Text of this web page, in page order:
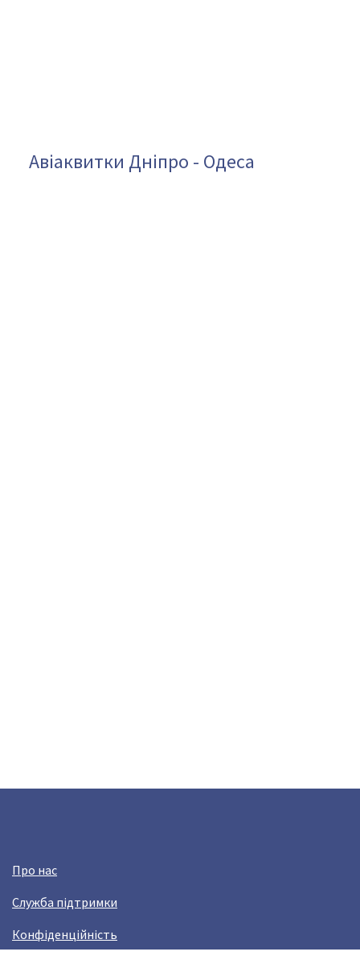
Авіаквитки Дніпро - Одеса
Про нас
Служба підтримки
Конфіденційність